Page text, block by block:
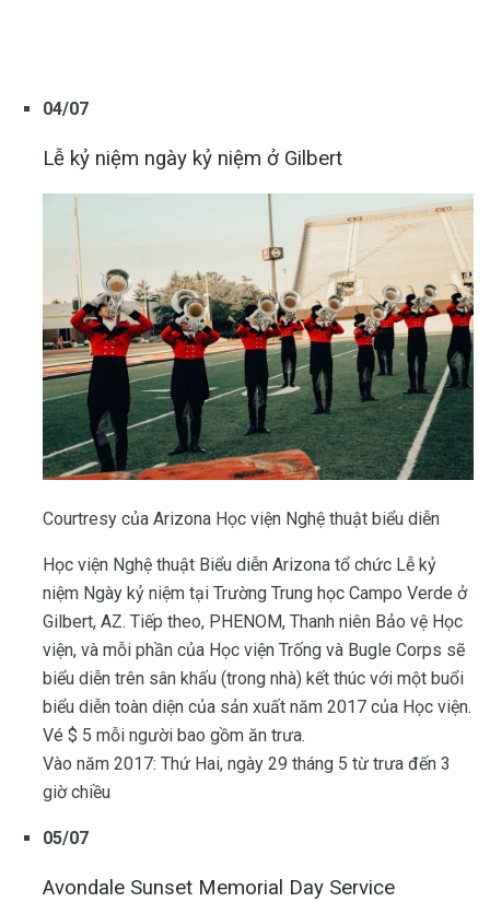
04/07
Lễ kỷ niệm ngày kỷ niệm ở Gilbert
Courtresy của Arizona Học viện Nghệ thuật biểu diễn
Học viện Nghệ thuật Biểu diễn Arizona tổ chức Lễ kỷ
niệm Ngày kỷ niệm tại Trường Trung học Campo Verde ở
Gilbert, AZ. Tiếp theo, PHENOM, Thanh niên Bảo vệ Học
viện, và mỗi phần của Học viện Trống và Bugle Corps sẽ
biểu diễn trên sân khấu (trong nhà) kết thúc với một buổi
biểu diễn toàn diện của sản xuất năm 2017 của Học viện.
Vé $ 5 mỗi người bao gồm ăn trưa.
Vào năm 2017: Thứ Hai, ngày 29 tháng 5 từ trưa đến 3
giờ chiều
05/07
Avondale Sunset Memorial Day Service